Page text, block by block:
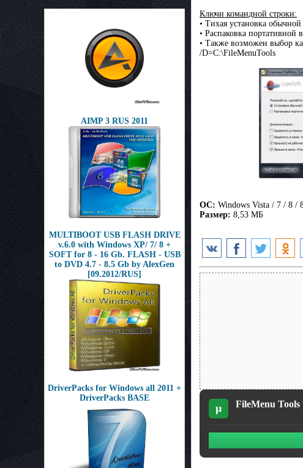
AIMP 3 RUS 2011
MULTIBOOT USB FLASH DRIVE
v.6.0 with Windows XP/ 7/ 8 +
SOFT for 8 - 16 Gb. FLASH - USB
to DVD 4.7 - 8.5 Gb by AlexGen
[09.2012/RUS]
DriverPacks for Windows all 2011 +
DriverPacks BASE
Ключи командной строки:
• Тихая установка
• Распаковка портативной
• Также возможен выбор
/D=C:\FileMenuTools
ОС: Windows Vista / 7 / 8 /
Размер: 8,53 МБ
µ FileMenu Tools